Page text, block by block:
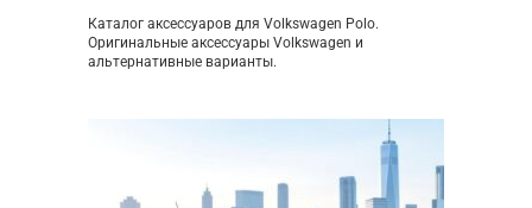
Каталог аксессуаров для Volkswagen Polo.
Оригинальные аксессуары Volkswagen и
альтернативные варианты.